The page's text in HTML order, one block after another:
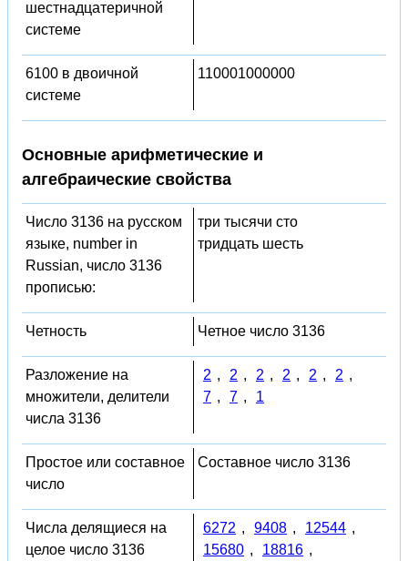
шестнадцатеричной
системе
6100 в двоичной
системе
110001000000
Основные арифметические и
алгебраические свойства
Число 3136 на русском
языке, number in
Russian, число 3136
прописью:
три тысячи сто
тридцать шесть
Четность Четное число 3136
Разложение на
множители, делители
числа 3136
2 , 2 , 2 , 2 , 2 , 2 ,
7 , 7 , 1
Простое или составное
число
Составное число 3136
Числа делящиеся на
целое число 3136
6272 , 9408 , 12544 ,
15680 , 18816 ,